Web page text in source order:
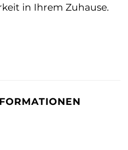
in Ihrem Zuhause.